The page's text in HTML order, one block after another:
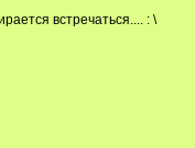
встречаться.... : \